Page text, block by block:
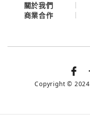
關於我們
商業合作
Copyright ©